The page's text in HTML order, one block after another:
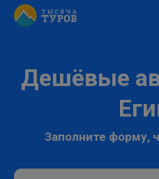
Дешёвые
Заполните форму,